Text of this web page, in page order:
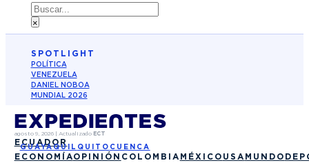
Buscar
×
SPOTLIGHT
POLÍTICA
VENEZUELA
DANIEL NOBOA
MUNDIAL 2026
agosto 9, 2026| Actualizado ECT
ECUADOR
GUAYAQUIL QUITO CUENCA
ECONOMÍAOPINIÓN COLOMBIA MÉXICO USA MUNDO